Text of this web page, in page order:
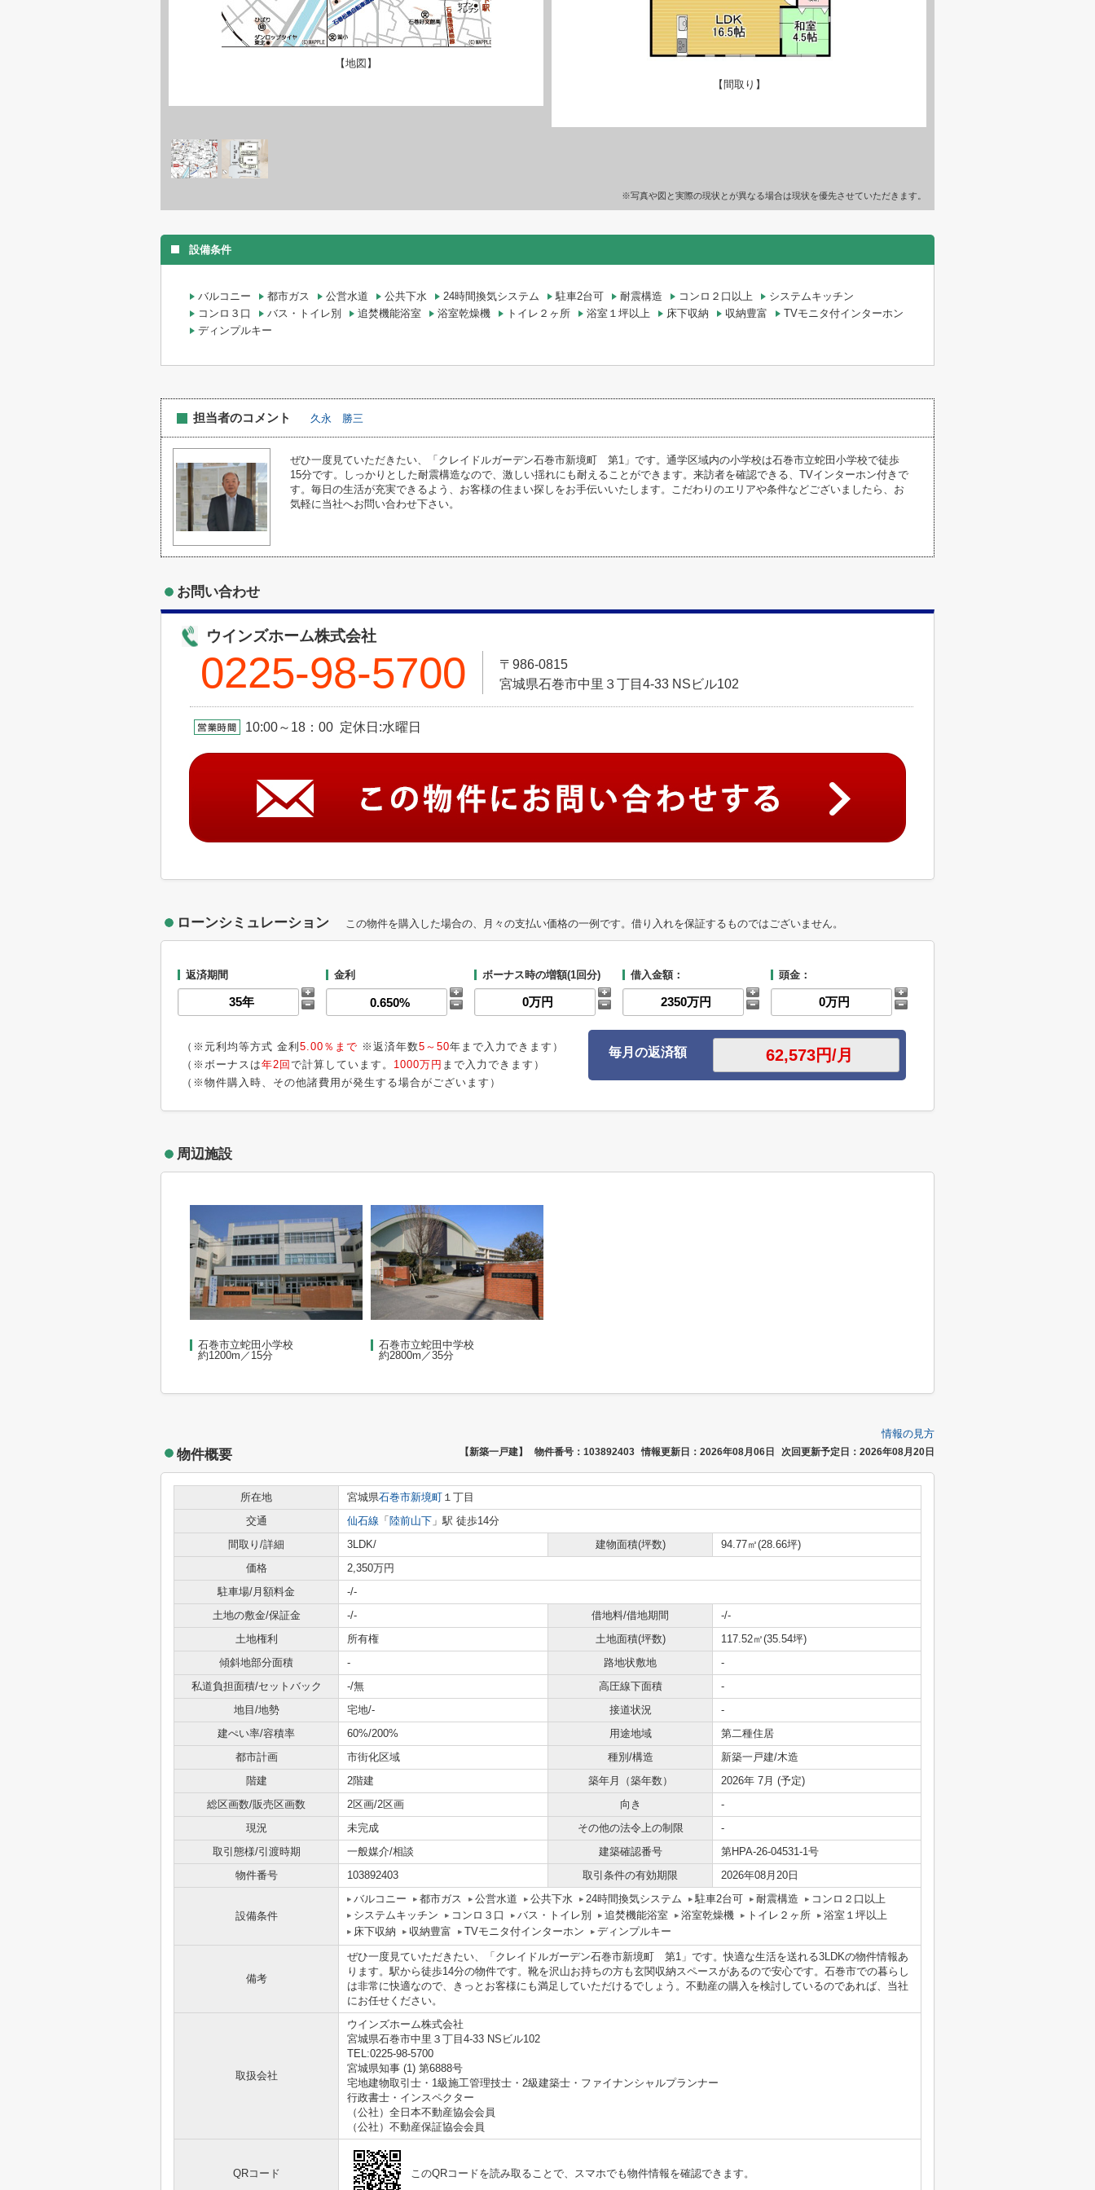
【地図】
【間取り】
※写真や図と実際の現状とが異なる場合は現状を優先させていただきます。
設備条件
バルコニー 都市ガス 公営水道 公共下水 24時間換気システム 駐車2台可 耐震構造 コンロ２口以上
システムキッチン
コンロ３口
バス・トイレ別 追焚機能浴室 浴室乾燥機 トイレ２ヶ所 浴室１坪以上 床下収納 収納豊富
TVモニタ付インターホン
ディンプルキー
担当者のコメント 久永 勝三
ぜひ一度見ていただきたい、「クレイドルガーデン石巻市新境町 第1」です。通学区域内の小学校は石巻市立蛇田小学校で徒歩
15分です。しっかりとした耐震構造なので、激しい揺れにも耐えることができます。来訪者を確認できる、TVインターホン付きで
す。毎日の生活が充実できるよう、お客様の住まい探しをお手伝いいたします。こだわりのエリアや条件などございましたら、お
気軽に当社へお問い合わせ下さい。
お問い合わせ
ウインズホーム株式会社
0225-98-5700
〒986-0815
宮城県石巻市中里３丁目4-33 NSビル102
10:00～18：00 定休日:水曜日
ローンシミュレーション この物件を購入した場合の、月々の支払い価格の一例です。借り入れを保証するものではございません。
返済期間 金利 ボーナス時の増額(1回分) 借入金額： 頭金：
（※元利均等方式 金利 5.00％まで ※返済年数5～50年まで入力できます）
（※ボーナスは年2回 で計算しています。 1000万円 まで入力できます）
（※物件購入時、その他諸費用が発生する場合がございます）
毎月の返済額
周辺施設
石巻市立蛇田小学校
約1200m／15分
石巻市立蛇田中学校
約2800m／35分
情報の見方
物件概要 【新築一戸建】 物件番号：103892403 情報更新日：2026年08月06日 次回更新予定日：2026年08月20日
所在地 宮城県石巻市新境町 １丁目
交通
仙石線 「 陸前山下 」駅 徒歩14分
間取り/詳細
3LDK/ 建物面積(坪数)
94.77㎡(28.66坪)
価格
2,350万円
駐車場/月額料金
-/-
土地の敷金/保証金
-/- 借地料/借地期間
-/-
土地権利
所有権 土地面積(坪数)
117.52㎡(35.54坪)
傾斜地部分面積
- 路地状敷地
-
私道負担面積/セットバック
-/無 高圧線下面積
-
地目/地勢
宅地/- 接道状況
-
建ぺい率/容積率
60%/200% 用途地域
第二種住居
都市計画
市街化区域 種別/構造
新築一戸建/木造
階建
2階建 築年月（築年数）
2026年 7月 (予定)
総区画数/販売区画数
2区画/2区画 向き
-
現況
未完成 その他の法令上の制限
-
取引態様/引渡時期
一般媒介/相談 建築確認番号
第HPA-26-04531-1号
物件番号
103892403 取引条件の有効期限 2026年08月20日
設備条件
バルコニー 都市ガス 公営水道 公共下水 24時間換気システム 駐車2台可 耐震構造
コンロ２口以上
システムキッチン
コンロ３口 バス・トイレ別 追焚機能浴室 浴室乾燥機 トイレ２ヶ所
浴室１坪以上
床下収納
収納豊富 TVモニタ付インターホン ディンプルキー
備考
ぜひ一度見ていただきたい、「クレイドルガーデン石巻市新境町 第1」です。快適な生活を送れる3LDKの物件情報あ
ります。駅から徒歩14分の物件です。靴を沢山お持ちの方も玄関収納スペースがあるので安心です。石巻市での暮らし
は非常に快適なので、きっとお客様にも満足していただけるでしょう。不動産の購入を検討しているのであれば、当社
にお任せください。
取扱会社
ウインズホーム株式会社
宮城県石巻市中里３丁目4-33 NSビル102
TEL:0225-98-5700
宮城県知事 (1) 第6888号
宅地建物取引士・1級施工管理技士・2級建築士・ファイナンシャルプランナー
行政書士・インスペクター
（公社）全日本不動産協会会員
（公社）不動産保証協会会員
QRコード このQRコードを読み取ることで、スマホでも物件情報を確認できます。